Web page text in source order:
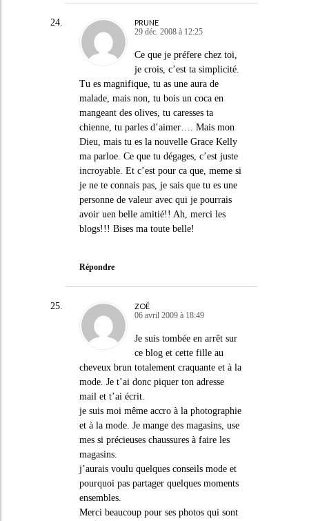
PRUNE
29 déc. 2008 à 12:25
Ce que je préfere chez toi,
je crois, c’est ta simplicité.
Tu es magnifique, tu as une aura de
malade, mais non, tu bois un coca en
mangeant des olives, tu caresses ta
chienne, tu parles d’aimer…. Mais mon
Dieu, mais tu es la nouvelle Grace Kelly
ma parloe. Ce que tu dégages, c’est juste
incroyable. Et c’est pour ca que, meme si
je ne te connais pas, je sais que tu es une
personne de valeur avec qui je pourrais
avoir uen belle amitié!! Ah, merci les
blogs!!! Bises ma toute belle!
Répondre
ZOÉ
06 avril 2009 à 18:49
Je suis tombée en arrêt sur
ce blog et cette fille au
cheveux brun totalement craquante et à la
mode. Je t’ai donc piquer ton adresse
mail et t’ai écrit.
je suis moi même accro à la photographie
et à la mode. Je mange des magasins, use
mes si précieuses chaussures à faire les
magasins.
j’aurais voulu quelques conseils mode et
pourquoi pas partager quelques moments
ensembles.
Merci beaucoup pour ses photos qui sont